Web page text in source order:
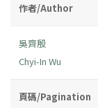
作者/Author
吳齊殷
Chyi-In Wu
頁碼/Pagination